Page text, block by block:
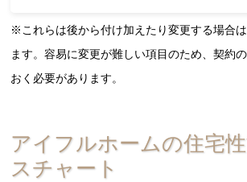
※これらは後から付け加えたり変更する場合
ます。容易に変更が難しい項目のため、契約
おく必要があります。
アイフルホームの住宅
スチャート